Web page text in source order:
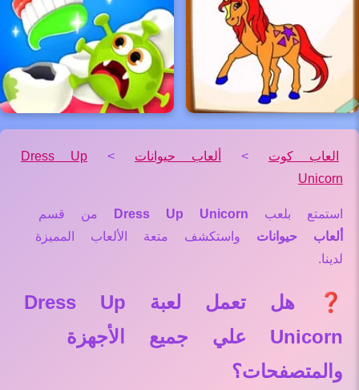
العاب كوت > ألعاب حيوانات >
Dress Up
Unicorn
استمتع بلعب Dress Up Unicorn من قسم
ألعاب حيوانات واستكشف متعة الألعاب المميزة
لدينا.
❓ هل تعمل لعبة Dress Up
Unicorn علي جميع الأجهزة
والمتصفحات؟